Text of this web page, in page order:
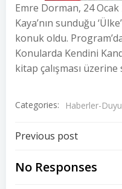
Emre Dorman, 24
Kaya’nın sunduğu
konuk oldu.
Konularda Kendini
kitap çalışması
Categories: Haberler-
Post
navigation
Previous post
No Responses